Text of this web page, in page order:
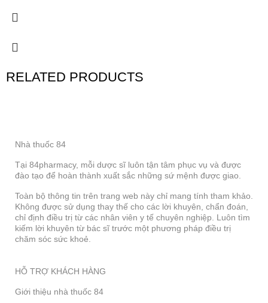
RELATED PRODUCTS
Nhà thuốc 84
Tại 84pharmacy, mỗi dược sĩ luôn tận tâm phục vụ và được
đào tạo để hoàn thành xuất sắc những sứ mệnh được giao.
Toàn bộ thông tin trên trang web này chỉ mang tính tham khảo.
Không được sử dụng thay thế cho các lời khuyên, chẩn đoán,
chỉ định điều trị từ các nhân viên y tế chuyên nghiệp. Luôn tìm
kiếm lời khuyên từ bác sĩ trước một phương pháp điều trị
chăm sóc sức khoẻ.
HỖ TRỢ KHÁCH HÀNG
Giới thiệu nhà thuốc 84